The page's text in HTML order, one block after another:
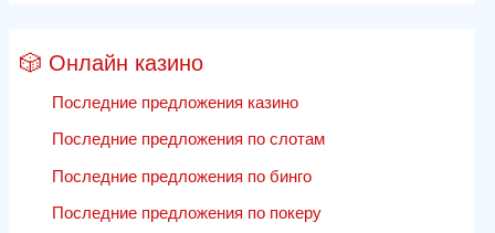
🎲 Онлайн казино
Последние предложения казино
Последние предложения по слотам
Последние предложения по бинго
Последние предложения по покеру